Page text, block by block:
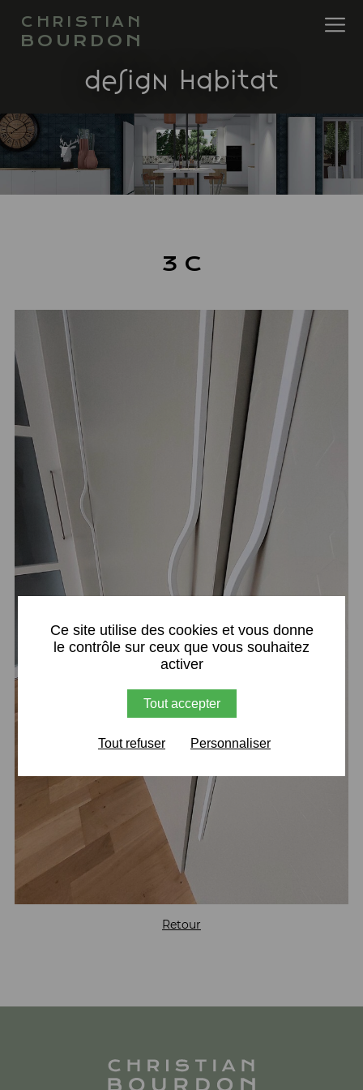
CHRISTIAN
BOURDON
design habitat
3 C
Retour
Ce site utilise des cookies et vous donne
le contrôle sur ceux que vous souhaitez
activer
Tout accepter
Tout refuser Personnaliser